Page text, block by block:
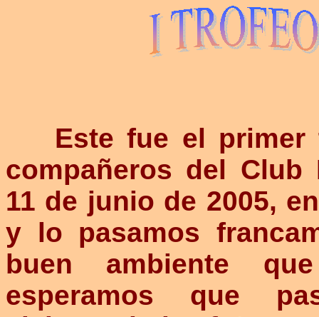
Este fue el primer
compañeros del Club
11 de junio de 2005,
y lo pasamos
buen ambiente
esperamos que